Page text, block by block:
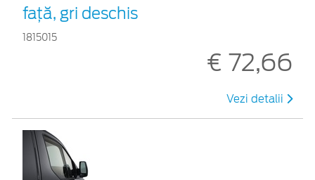
faţă, gri deschis
1815015
€ 72,66
Vezi detalii